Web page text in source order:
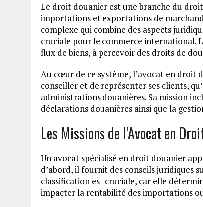
Le droit douanier est une branche du
importations et exportations de
complexe qui combine des aspects
cruciale pour le commerce international.
flux de biens, à percevoir des droits de
Au cœur de ce système, l’avocat en droit
conseiller et de représenter ses clients,
administrations douanières. Sa mission
déclarations douanières ainsi que la
Les Missions de l’Avocat en
Un avocat spécialisé en droit douanier
d’abord, il fournit des conseils juridiques
classification est cruciale, car elle
impacter la rentabilité des importations